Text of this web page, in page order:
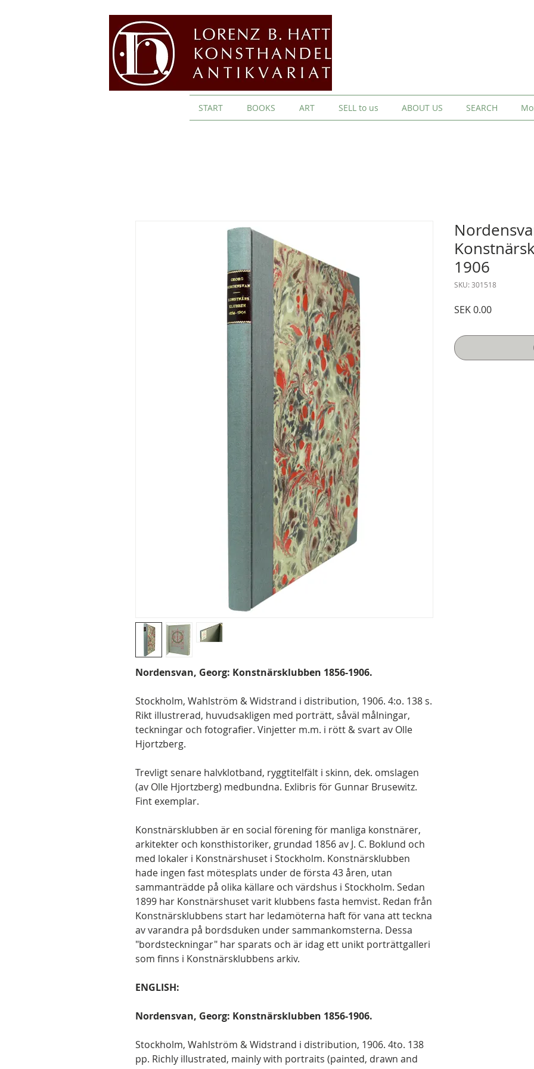
START BOOKS ART SELL to us ABOUT US SEARCH
Nordensvan, Georg: Konstnärsklubben 1856-1906.
Stockholm, Wahlström & Widstrand i distribution, 1906. 4:o. 138 s.
Rikt illustrerad, huvudsakligen med porträtt, såväl målningar,
teckningar och fotografier. Vinjetter m.m. i rött & svart av Olle
Hjortzberg.
Trevligt senare halvklotband, ryggtitelfält i skinn, dek. omslagen
(av Olle Hjortzberg) medbundna. Exlibris för Gunnar Brusewitz.
Fint exemplar.
Konstnärsklubben är en social förening för manliga konstnärer,
arkitekter och konsthistoriker, grundad 1856 av J. C. Boklund och
med lokaler i Konstnärshuset i Stockholm. Konstnärsklubben
hade ingen fast mötesplats under de första 43 åren, utan
sammanträdde på olika källare och värdshus i Stockholm. Sedan
1899 har Konstnärshuset varit klubbens fasta hemvist. Redan från
Konstnärsklubbens start har ledamöterna haft för vana att teckna
av varandra på bordsduken under sammankomsterna. Dessa
"bordsteckningar" har sparats och är idag ett unikt porträttgalleri
som finns i Konstnärsklubbens arkiv.
ENGLISH:
Nordensvan, Georg: Konstnärsklubben 1856-1906.
Stockholm, Wahlström & Widstrand i distribution, 1906. 4to. 138
pp. Richly illustrated, mainly with portraits (painted, drawn and
1906
SKU: 301518
SEK 0.00Price